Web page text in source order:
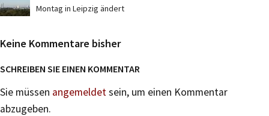
Montag in Leipzig ändert
Keine Kommentare bisher
SCHREIBEN SIE EINEN KOMMENTAR
Sie müssen angemeldetsein, um einen Kommentar
abzugeben.